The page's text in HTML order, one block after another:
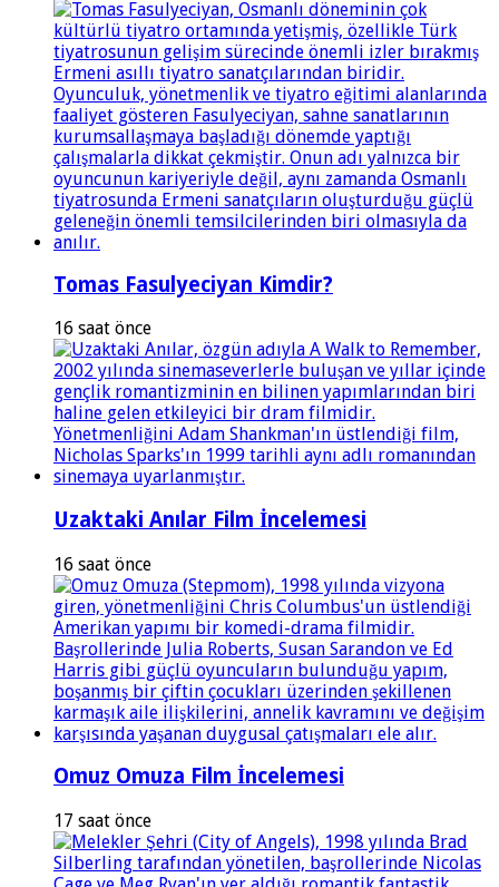
Tomas Fasulyeciyan Kimdir?
16 saat önce
Uzaktaki Anılar Film İncelemesi
16 saat önce
Omuz Omuza Film İncelemesi
17 saat önce